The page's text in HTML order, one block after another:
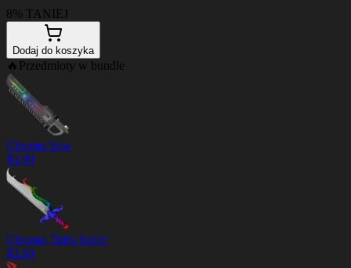
8% TANIEJ
Dodaj do koszyka
🔥 Przedmioty w bundle
Chroma Saw
$3.99
Chroma Tides Knife
$3.69